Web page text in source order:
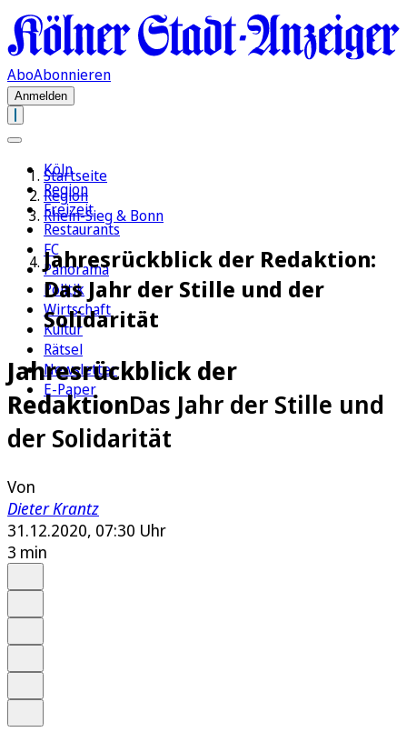
AboAbonnieren
Anmelden
Köln
Region
Freizeit
Restaurants
FC
Panorama
Politik
Wirtschaft
Kultur
Rätsel
Newsletter
E-Paper
Startseite
Region
Rhein-Sieg & Bonn
Jahresrückblick der Redaktion:
Das Jahr der Stille und der
Solidarität
Jahresrückblick der
RedaktionDas Jahr der Stille und
der Solidarität
Von
Dieter Krantz
31.12.2020, 07:30 Uhr
3 min